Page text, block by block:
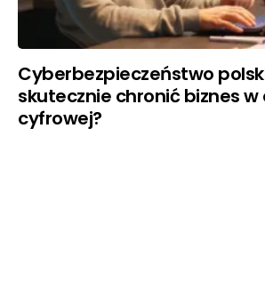
Cyberbezpieczeństwo
skutecznie chronić biznes w
cyfrowej?